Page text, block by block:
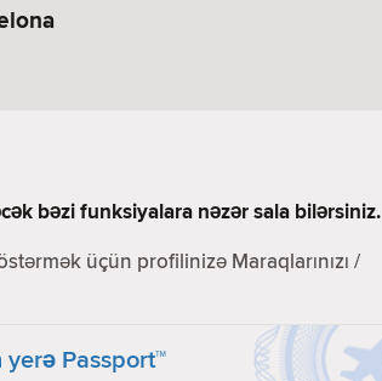
bəzi funksiyalara nəzər sala bilərsiniz.
üçün profilinizə Maraqlarınızı /
Passport™